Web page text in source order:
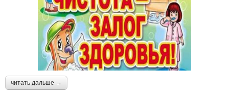
читать дальше →